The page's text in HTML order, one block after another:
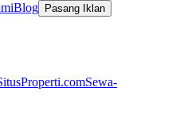
Blog Pasang Iklan
Sewa-